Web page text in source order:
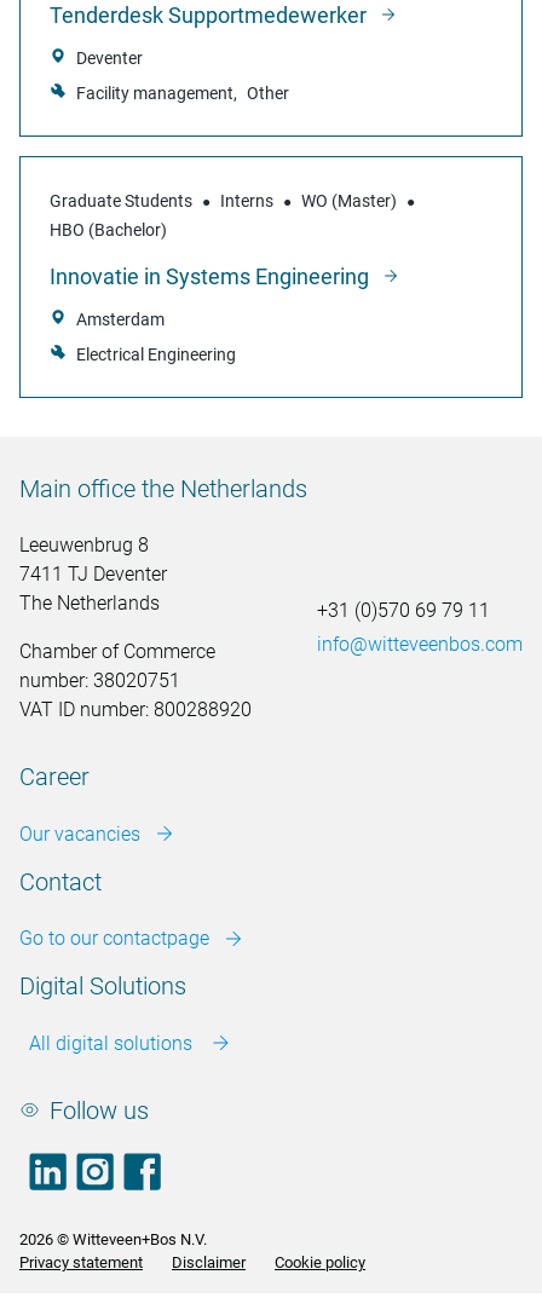
Tenderdesk Supportmedewerker
Deventer
Facility management
Other
Graduate Students Interns
WO (Master)
HBO (Bachelor)
Innovatie in Systems Engineering
Amsterdam
Electrical Engineering
Main office the Netherlands
Leeuwenbrug 8
7411 TJ Deventer
The Netherlands
Chamber of Commerce
number: 38020751
VAT ID number: 800288920
+31 (0)570 69 79 11
info@witteveenbos.com
Career
Our vacancies
Contact
Go to our contactpage
Digital Solutions
All digital solutions
Follow us
LinkedInfooter.instagram
2026 © Witteveen+Bos N.V.
Privacy statement
Disclaimer Cookie policy